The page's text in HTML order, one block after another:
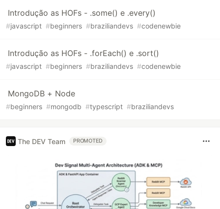
Introdução as HOFs - .some() e .every()
#javascript #beginners #braziliandevs #codenewbie
Introdução as HOFs - .forEach() e .sort()
#javascript #beginners #braziliandevs #codenewbie
MongoDB + Node
#beginners #mongodb #typescript #braziliandevs
The DEV Team PROMOTED